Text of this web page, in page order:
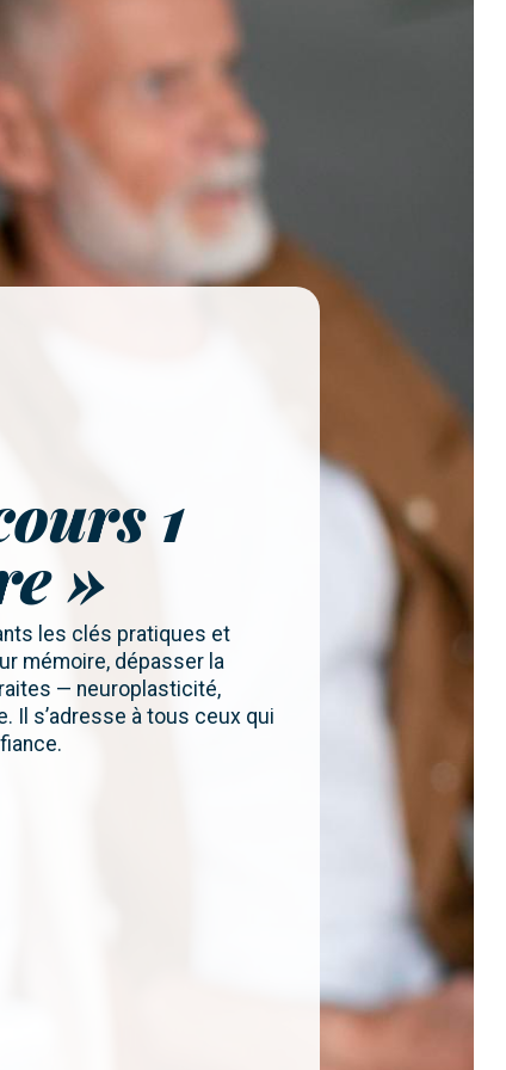
1
»
les clés pratiques et
mémoire, dépasser la
— neuroplasticité,
Il s’adresse à tous ceux qui